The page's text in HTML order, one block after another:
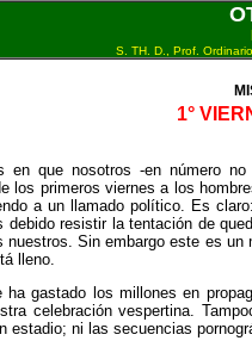
S. TH. D., Prof.
1°
en que nosotros -en número
los primeros viernes a los
a un llamado político. Es
debido resistir la tentación de
nuestros. Sin embargo este es
lleno.
gastado los millones en
celebración vespertina.
estadio; ni las secuencias